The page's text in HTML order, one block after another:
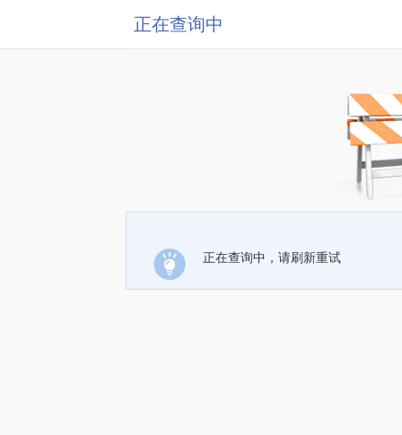
正在查询中
正在查询中，请刷新重试